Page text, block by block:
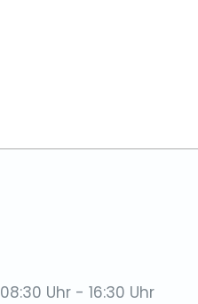
08:30 Uhr - 16:30 Uhr